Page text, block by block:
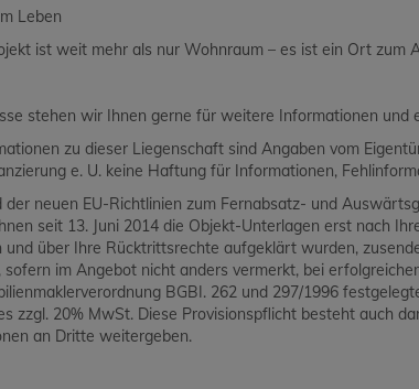
Leben
ist weit mehr als nur Wohnraum – es ist ein Ort zum
stehen wir Ihnen gerne für weitere Informationen und
zu dieser Liegenschaft sind Angaben vom
e. U. keine Haftung für Informationen,
der neuen EU-Richtlinien zum Fernabsatz- und
seit 13. Juni 2014 die Objekt-Unterlagen erst nach
und über Ihre Rücktrittsrechte aufgeklärt wurden,
sofern im Angebot nicht anders vermerkt, bei
BGBI. 262 und 297/1996
zzgl. 20% MwSt. Diese Provisionspflicht besteht auch
an Dritte weitergeben.